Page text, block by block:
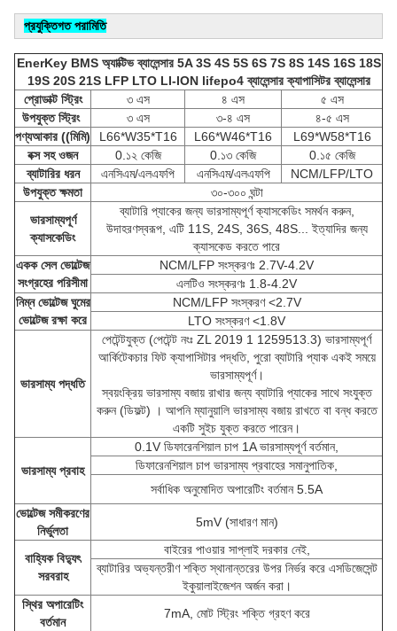
প্রযুক্তিগত পরামিতি
EnerKey BMS অ্যাক্টিভ ব্যালেন্সার 5A 3S 4S 5S 6S 7S 8S 14S 16S 18S
19S 20S 21S LFP LTO LI-ION lifepo4 ব্যালেন্সার ক্যাপাসিটর ব্যালেন্সার
প্রোডাক্ট স্ট্রিং
৩ এস ৪ এস
৫ এস
উপযুক্ত স্ট্রিং
৩ এস ৩-৪ এস
৪-৫ এস
পণ্যআকার ((মিমি) L66*W35*T16 L66*W46*T16
L69*W58*T16
বক্স সহ ওজন
0.১২ কেজি 0.১৩ কেজি
0.১৫ কেজি
ব্যাটারির ধরন
এনসিএম/এলএফপি এনসিএম/এলএফপি
NCM/LFP/LTO
উপযুক্ত ক্ষমতা
৩০-৩০০ ঘন্টা
ভারসাম্যপূর্ণ
ক্যাসকেডিং
ব্যাটারি প্যাকের জন্য ভারসাম্যপূর্ণ ক্যাসকেডিং সমর্থন করুন,
উদাহরণস্বরূপ, এটি 11S, 24S, 36S, 48S... ইত্যাদির জন্য
ক্যাসকেড করতে পারে
একক সেল ভোল্টেজ
সংগ্রহের পরিসীমা
NCM/LFP সংস্করণঃ 2.7V-4.2V
এলটিও সংস্করণঃ 1.8-4.2V
নিম্ন ভোল্টেজ ঘুমের
ভোল্টেজ রক্ষা করে
NCM/LFP সংস্করণ <2.7V
LTO সংস্করণ <1.8V
ভারসাম্য পদ্ধতি
পেটেন্টযুক্ত (পেটেন্ট নংঃ ZL 2019 1 1259513.3) ভারসাম্যপূর্ণ
আর্কিটেকচার ফিট ক্যাপাসিটার পদ্ধতি, পুরো ব্যাটারি প্যাক একই সময়ে
ভারসাম্যপূর্ণ।
স্বয়ংক্রিয় ভারসাম্য বজায় রাখার জন্য ব্যাটারি প্যাকের সাথে সংযুক্ত
করুন (ডিফল্ট) । আপনি ম্যানুয়ালি ভারসাম্য বজায় রাখতে বা বন্ধ করতে
একটি সুইচ যুক্ত করতে পারেন।
ভারসাম্য প্রবাহ
0.1V ডিফারেনশিয়াল চাপ 1A ভারসাম্যপূর্ণ বর্তমান,
ডিফারেনশিয়াল চাপ ভারসাম্য প্রবাহের সমানুপাতিক,
সর্বাধিক অনুমোদিত অপারেটিং বর্তমান 5.5A
ভোল্টেজ সমীকরণের
নির্ভুলতা
5mV (সাধারণ মান)
বাহ্যিক বিদ্যুৎ
সরবরাহ
বাইরের পাওয়ার সাপ্লাই দরকার নেই,
ব্যাটারির অভ্যন্তরীণ শক্তি স্থানান্তরের উপর নির্ভর করে এসডিজেসেন্ট
ইকুয়ালাইজেশন অর্জন করা।
স্থির অপারেটিং
বর্তমান
7mA, মোট স্ট্রিং শক্তি গ্রহণ করে